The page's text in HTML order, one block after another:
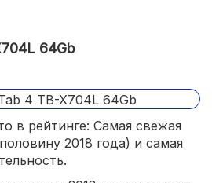
64Gb
в рейтинге: Самая свежая
2018 года) и самая